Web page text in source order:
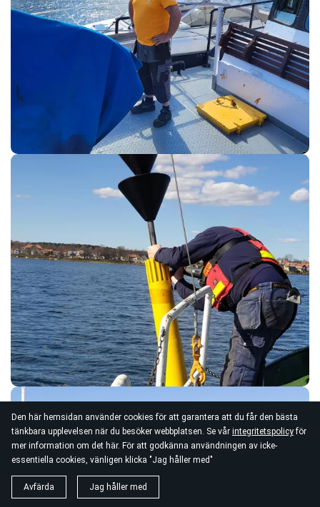
Den här hemsidan använder cookies för att garantera att du får den bästa
tänkbara upplevelsen när du besöker webbplatsen. Se vår integritetspolicyför
mer information om det här. För att godkänna användningen av icke-
essentiella cookies, vänligen klicka "Jag håller med"
Avfärda Jag håller med